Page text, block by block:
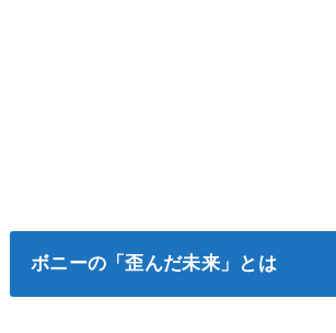
ボニーの「歪んだ未来」とは